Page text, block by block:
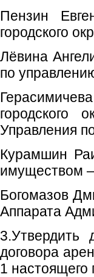
Пензин
городского
Лёвина
по
городского
Управления
Курамшин
имуществом
Богомазов
Аппарата
3.Утвердить
договора
1 настоящего